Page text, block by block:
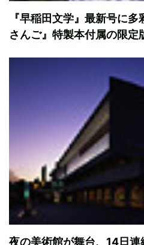
『早稲田文学』最新号に
さんご』特製本付属の限定
夜の美術館が舞台、14日